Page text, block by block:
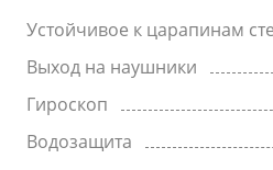
Устойчивое к царапинам
Выход на наушники
Гироскоп
Водозащита